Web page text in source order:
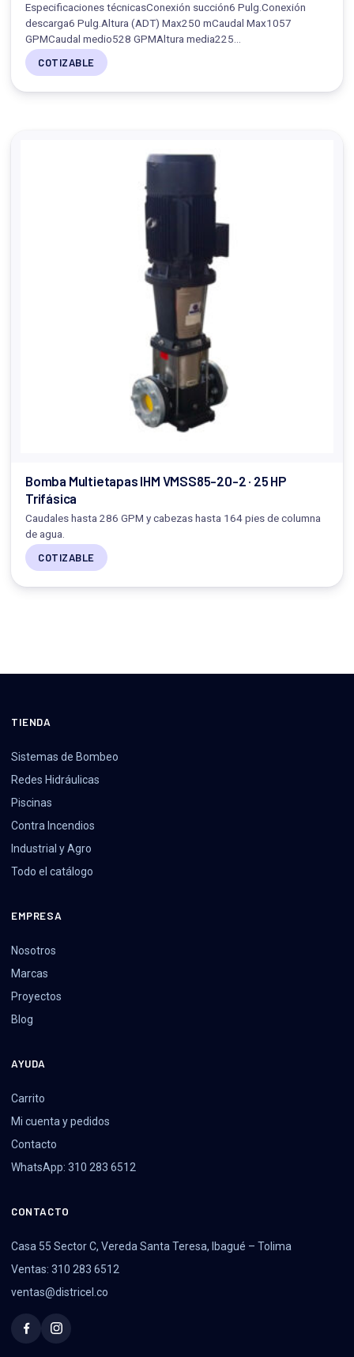
Especificaciones técnicasConexión succión6 Pulg.Conexión
descarga6 Pulg.Altura (ADT) Max250 mCaudal Max1057
GPMCaudal medio528 GPMAltura media225…
COTIZABLE
Bomba Multietapas IHM VMSS85-20-2 · 25 HP
Trifásica
Caudales hasta 286 GPM y cabezas hasta 164 pies de columna
de agua.
COTIZABLE
TIENDA
Sistemas de Bombeo
Redes Hidráulicas
Piscinas
Contra Incendios
Industrial y Agro
Todo el catálogo
EMPRESA
Nosotros
Marcas
Proyectos
Blog
AYUDA
Carrito
Mi cuenta y pedidos
Contacto
WhatsApp: 310 283 6512
CONTACTO
Casa 55 Sector C, Vereda Santa Teresa, Ibagué – Tolima
Ventas: 310 283 6512
ventas@districel.co